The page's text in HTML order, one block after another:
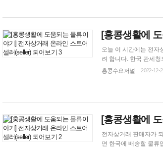
[홍콩생활에
오늘 이 시간에는 전자
려 합니다. 한국 관세청의 “알아두면 유익한 해외직구통관 길라잡이” 를 참고해 작성하였습니다. 1. 해외직구 유형 직접배송-해외쇼핑몰에
서 직접 주문 결제 후 직접 배송받는 방식 배송대행-해외쇼핑몰에서 직접 주문
홍콩수요저널 2022-12-
[홍콩생활에
전자상거래 판매자가
면 한국에 배송할 물류업체를 선정하면 됩니다. 보통 배송 후 일주